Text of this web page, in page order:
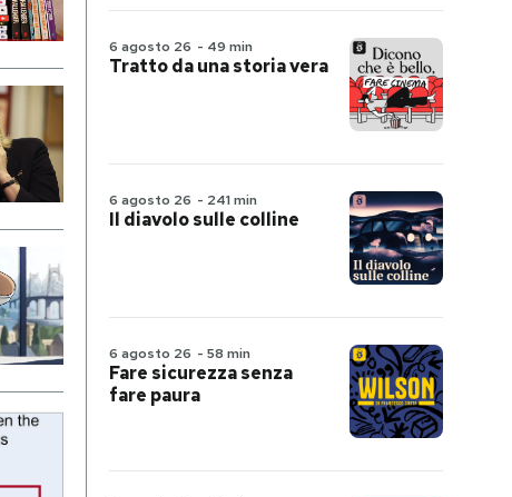
6 agosto 26 - 49 min
Tratto da una storia vera
6 agosto 26 - 241 min
Il diavolo sulle colline
6 agosto 26 - 58 min
Fare sicurezza senza
fare paura